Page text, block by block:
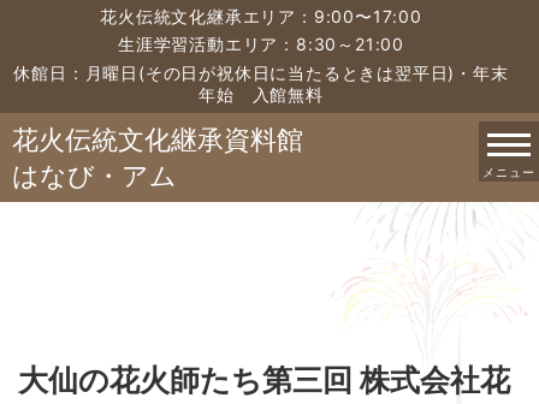
花火伝統文化継承エリア：9:00〜17:00
生涯学習活動エリア：8:30～21:00
休館日：月曜日(その日が祝休日に当たるときは翌平日)・年末
年始 入館無料
花火伝統文化継承資料館
はなび・アム
メニュー
大仙の花火師たち第三回 株式会社花